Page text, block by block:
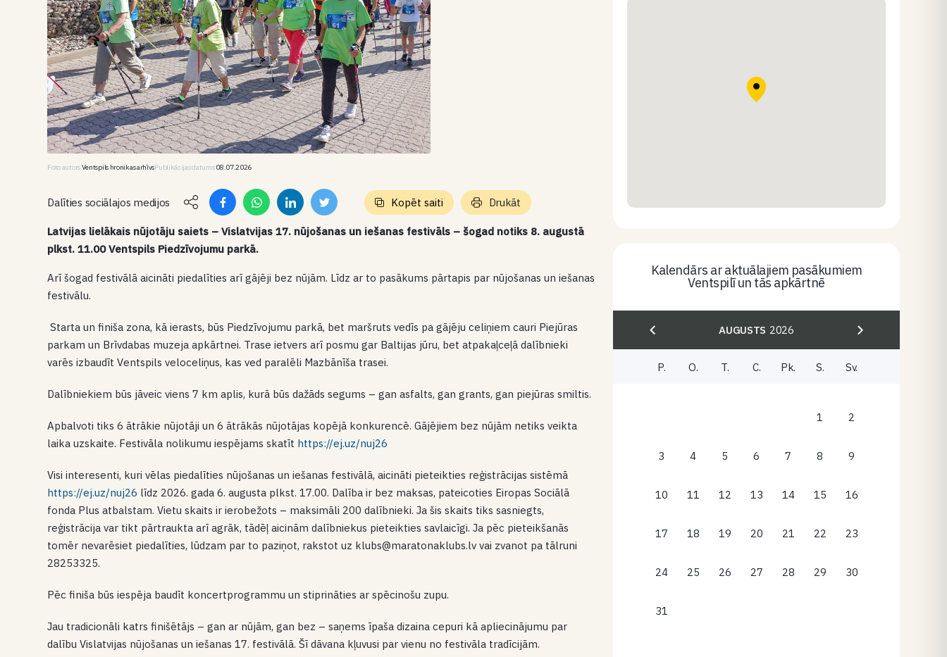
Foto autorsVentspils hronikas arhīvsPublikācijas datums08.07.2026
Dalīties sociālajos medijos Kopēt saiti Drukāt
Latvijas lielākais nūjotāju saiets – Vislatvijas 17. nūjošanas un iešanas festivāls – šogad notiks 8. augustā
plkst. 11.00 Ventspils Piedzīvojumu parkā.
Arī šogad festivālā aicināti piedalīties arī gājēji bez nūjām. Līdz ar to pasākums pārtapis par nūjošanas un iešanas
festivālu.
Starta un finiša zona, kā ierasts, būs Piedzīvojumu parkā, bet maršruts vedīs pa gājēju celiņiem cauri Piejūras
parkam un Brīvdabas muzeja apkārtnei. Trase ietvers arī posmu gar Baltijas jūru, bet atpakaļceļā dalībnieki
varēs izbaudīt Ventspils veloceliņus, kas ved paralēli Mazbānīša trasei.
Dalībniekiem būs jāveic viens 7 km aplis, kurā būs dažāds segums – gan asfalts, gan grants, gan piejūras smiltis.
Apbalvoti tiks 6 ātrākie nūjotāji un 6 ātrākās nūjotājas kopējā konkurencē. Gājējiem bez nūjām netiks veikta
laika uzskaite. Festivāla nolikumu iespējams skatīt https://ej.uz/nuj26
Visi interesenti, kuri vēlas piedalīties nūjošanas un iešanas festivālā, aicināti pieteikties reģistrācijas sistēmā
https://ej.uz/nuj26 līdz 2026. gada 6. augusta plkst. 17.00. Dalība ir bez maksas, pateicoties Eiropas Sociālā
fonda Plus atbalstam. Vietu skaits ir ierobežots – maksimāli 200 dalībnieki. Ja šis skaits tiks sasniegts,
reģistrācija var tikt pārtraukta arī agrāk, tādēļ aicinām dalībniekus pieteikties savlaicīgi. Ja pēc pieteikšanās
tomēr nevarēsiet piedalīties, lūdzam par to paziņot, rakstot uz klubs@maratonaklubs.lv vai zvanot pa tālruni
28253325.
Pēc finiša būs iespēja baudīt koncertprogrammu un stiprināties ar spēcinošu zupu.
Jau tradicionāli katrs finišētājs – gan ar nūjām, gan bez – saņems īpaša dizaina cepuri kā apliecinājumu par
dalību Vislatvijas nūjošanas un iešanas 17. festivālā. Šī dāvana kļuvusi par vienu no festivāla tradīcijām.
Kalendārs ar aktuālajiem pasākumiem
Ventspilī un tās apkārtnē
AUGUSTS 2026
P. O. T. C. Pk. S. Sv.
1 2
3 4 5 6 7 8 9
10 11 12 13 14 15 16
17 18 19 20 21 22 23
24 25 26 27 28 29 30
31